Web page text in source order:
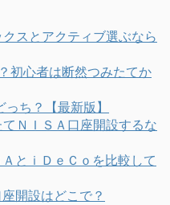
スとアクティブ選ぶなら
初心者は断然つみたてか
ち？【最新版】
ＮＩＳＡ口座開設するな
とｉＤｅＣｏを比較して
開設はどこで？